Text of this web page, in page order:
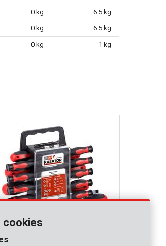
0 kg 6.5 kg
0 kg 6.5 kg
0 kg 1 kg
cookies